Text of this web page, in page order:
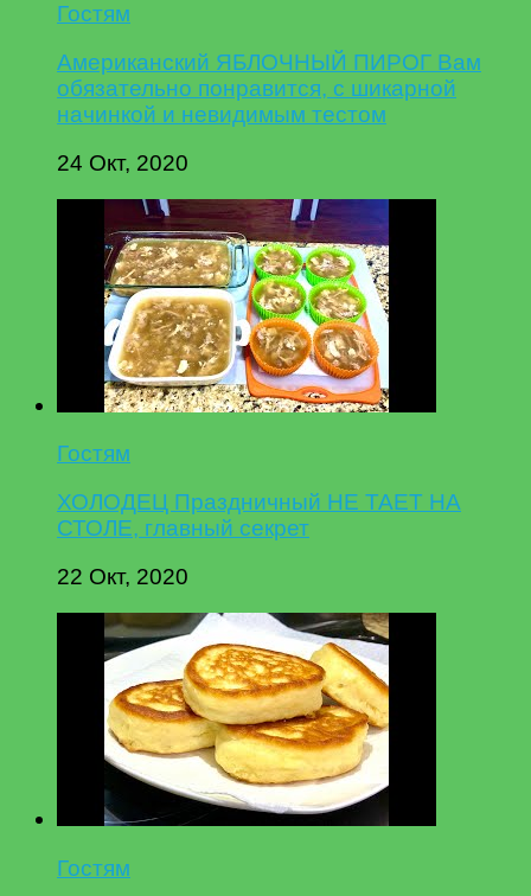
Гостям
Американский ЯБЛОЧНЫЙ ПИРОГ Вам
обязательно понравится, с шикарной
начинкой и невидимым тестом
24 Окт, 2020
Гостям
ХОЛОДЕЦ Праздничный НЕ ТАЕТ НА
СТОЛЕ, главный секрет
22 Окт, 2020
Гостям